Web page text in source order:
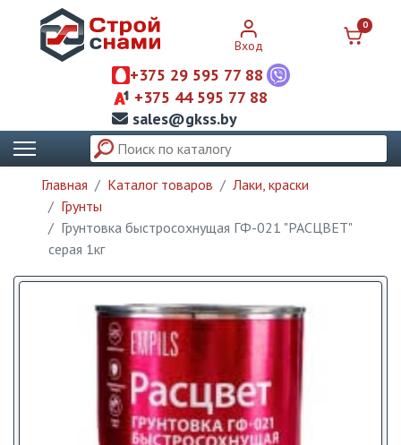
+375 29 595 77 88
+375 44 595 77 88
sales@gkss.by
Вход
0
Главная Каталог товаров
Лаки, краски
Грунты
Грунтовка быстросохнущая ГФ-021 "РАСЦВЕТ"
серая 1кг